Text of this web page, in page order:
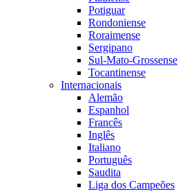
Potiguar
Rondoniense
Roraimense
Sergipano
Sul-Mato-Grossense
Tocantinense
Internacionais
Alemão
Espanhol
Francês
Inglês
Italiano
Português
Saudita
Liga dos Campeões